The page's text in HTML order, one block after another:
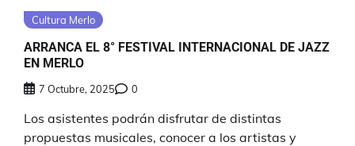
Cultura Merlo
ARRANCA EL 8° FESTIVAL INTERNACIONAL DE JAZZ
EN MERLO
7 Octubre, 2025 0
Los asistentes podrán disfrutar de distintas
propuestas musicales, conocer a los artistas y